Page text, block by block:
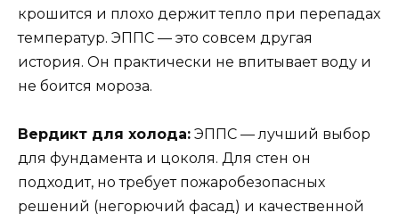
крошится и плохо держит тепло при перепадах
температур. ЭППС — это совсем другая
история. Он практически не впитывает воду и
не боится мороза.
Вердикт для холода: ЭППС — лучший выбор
для фундамента и цоколя. Для стен он
подходит, но требует пожаробезопасных
решений (негорючий фасад) и качественной